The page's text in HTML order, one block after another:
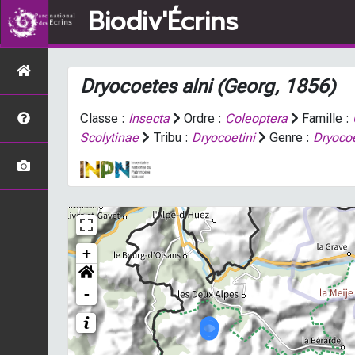
Biodiv'Écrins
Dryocoetes alni(Georg, 1856)
Classe : Insecta Ordre : Coleoptera Famille :
Scolytinae
Tribu : Dryocoetini Genre :
+
-